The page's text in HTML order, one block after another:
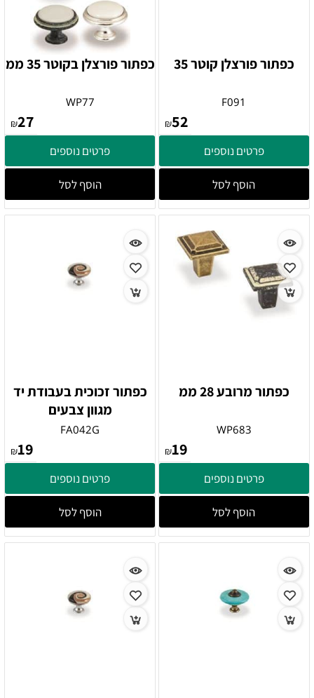
כפתור פורצלן קוטר 35
F091
₪52
פרטים נוספים
הוסף לסל
כפתור פורצלן בקוטר 35 ממ
WP77
₪27
פרטים נוספים
הוסף לסל
כפתור מרובע 28 ממ
WP683
₪19
פרטים נוספים
הוסף לסל
כפתור זכוכית בעבודת יד
מגוון צבעים
FA042G
₪19
פרטים נוספים
הוסף לסל